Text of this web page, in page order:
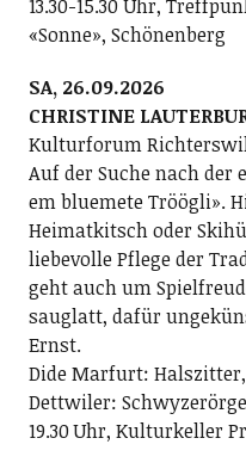
13.30-15.30 Uhr,
«Sonne», Schönenberg
SA, 26.09.2026
CHRISTINE
Kulturforum
Auf der Suche nach der
em bluemete Tröögli».
Heimatkitsch oder
liebevolle Pflege der
geht auch um
sauglatt, dafür
Ernst.
Dide Marfurt:
Dettwiler:
19.30 Uhr, Kulturkeller